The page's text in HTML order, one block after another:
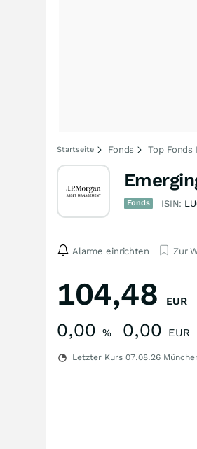
Startseite Fonds Top Fonds
Fonds ISIN:
Alarme einrichten Zur
104,48 EUR
0,00 % 0,00 EUR
Letzter Kurs 07.08.26